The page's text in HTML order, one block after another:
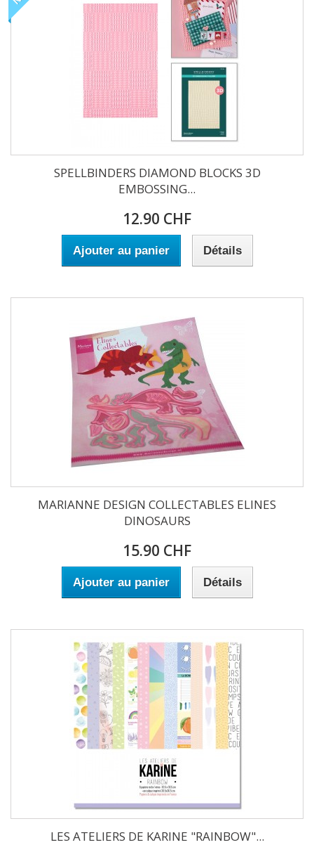
SPELLBINDERS DIAMOND BLOCKS 3D
EMBOSSING...
12.90 CHF
Ajouter au panier Détails
MARIANNE DESIGN COLLECTABLES ELINES
DINOSAURS
15.90 CHF
Ajouter au panier Détails
LES ATELIERS DE KARINE "RAINBOW"...